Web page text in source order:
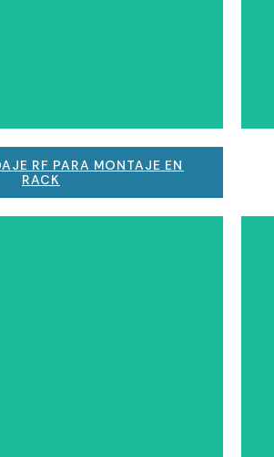
RF PARA MONTAJE EN
RACK